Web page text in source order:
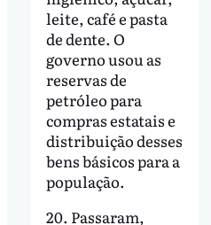
leite, café e pasta
de dente. O
governo usou as
reservas de
petróleo para
compras estatais e
distribuição desses
bens básicos para a
população.
20. Passaram,